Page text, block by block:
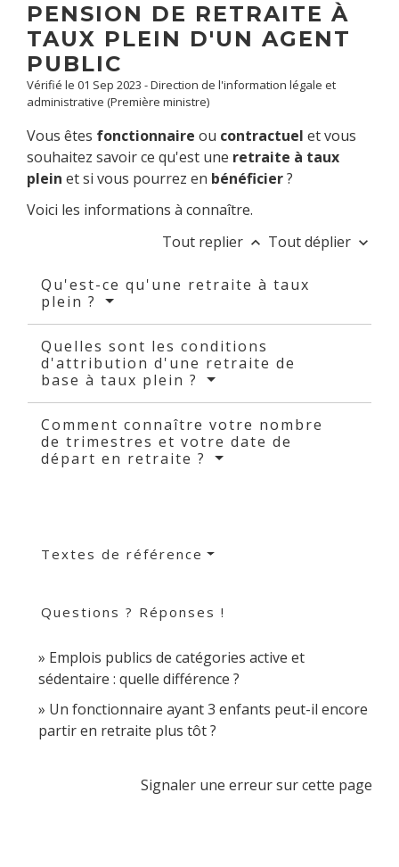
PENSION DE RETRAITE À
TAUX PLEIN D'UN AGENT
PUBLIC
Vérifié le 01 Sep 2023 - Direction de l'information légale et
administrative (Première ministre)
Vous êtes fonctionnaire ou contractuel et vous
souhaitez savoir ce qu'est une retraite à taux
plein et si vous pourrez en bénéficier?
Voici les informations à connaître.
Tout replier keyboard_arrow_up Tout déplier keyboard_arrow_down
Qu'est-ce qu'une retraite à taux
plein ?
Quelles sont les conditions
d'attribution d'une retraite de
base à taux plein ?
Comment connaître votre nombre
de trimestres et votre date de
départ en retraite ?
Textes de référence
Questions ? Réponses !
Emplois publics de catégories active et
sédentaire : quelle différence ?
Un fonctionnaire ayant 3 enfants peut-il encore
partir en retraite plus tôt ?
Signaler une erreur sur cette page